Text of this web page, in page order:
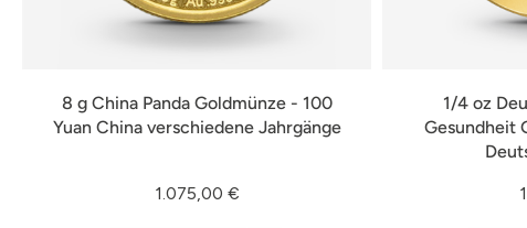
8 g China Panda Goldmünze - 100
Yuan China verschiedene Jahrgänge
1.075,00 €
1/4 oz
Gesundheit